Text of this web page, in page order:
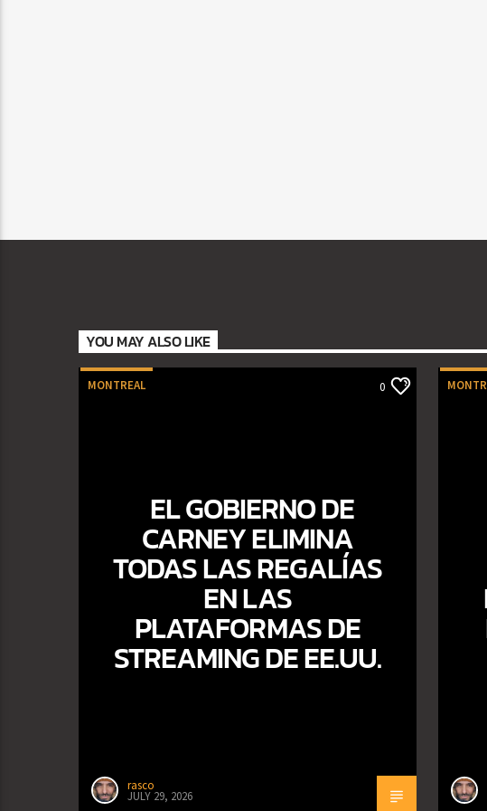
YOU MAY ALSO LIKE
MONTREAL 0
EL GOBIERNO DE
CARNEY ELIMINA
TODAS LAS REGALÍAS
EN LAS
PLATAFORMAS DE
STREAMING DE EE.UU.
rasco
JULY 29, 2026